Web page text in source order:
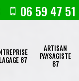
06 59 47
87
ARTISAN
PAYSAGISTE
87